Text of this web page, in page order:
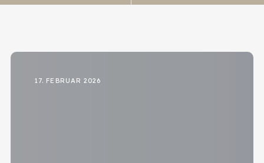
17. FEBRUAR 2026